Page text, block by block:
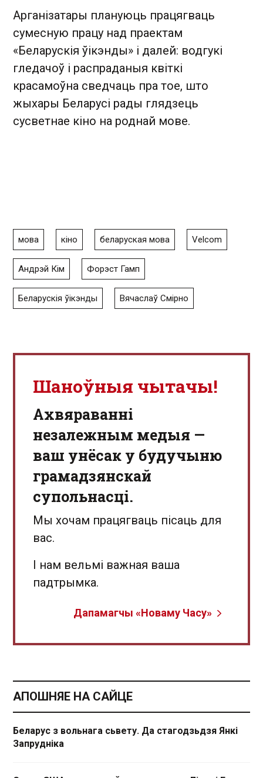
Арганізатары плануюць працягваць
сумесную працу над праектам
«Беларускія ўікэнды» і далей: водгукі
гледачоў і распраданыя квіткі
красамоўна сведчаць пра тое, што
жыхары Беларусі рады глядзець
сусветнае кіно на роднай мове.
мова кіно беларуская мова Velcom
Андрэй Кім Форэст Гамп
Беларускія ўікэнды Вячаслаў Смірно
Шаноўныя чытачы!
Aхвяраванні
незалежным медыя —
ваш унёсак у будучыню
грамадзянскай
супольнасці.
Мы хочам працягваць пісаць для
вас.
І нам вельмі важная ваша
падтрымка.
Дапамагчы «Новаму Часу»
АПОШНЯЕ НА САЙЦЕ
Беларус з вольнага сьвету. Да стагодзьдзя Янкі
Запрудніка